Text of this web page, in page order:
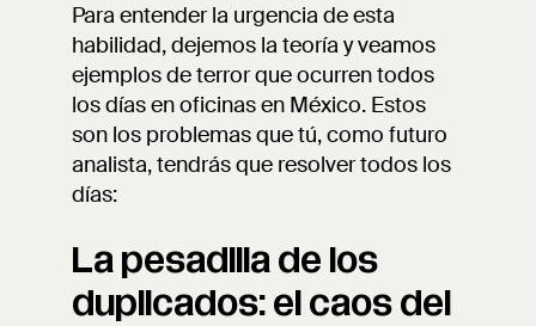
Para entender la urgencia de esta
habilidad, dejemos la teoría y veamos
ejemplos de terror que ocurren todos
los días en oficinas en México. Estos
son los problemas que tú, como futuro
analista, tendrás que resolver todos los
días:
La pesadilla de los
duplicados: el caos del